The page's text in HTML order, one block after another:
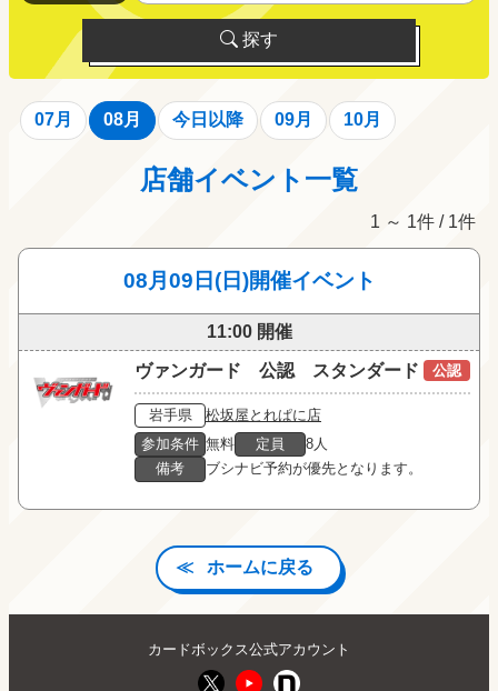
探す
07月 08月 今日以降 09月 10月
店舗イベント一覧
1 ～ 1件 / 1件
08月09日(日)開催イベント
11:00 開催
ヴァンガード 公認 スタンダード 公認
岩手県
松坂屋とれぱに店
参加条件 無料 定員
8人
備考
ブシナビ予約が優先となります。
ホームに戻る
カードボックス公式アカウント